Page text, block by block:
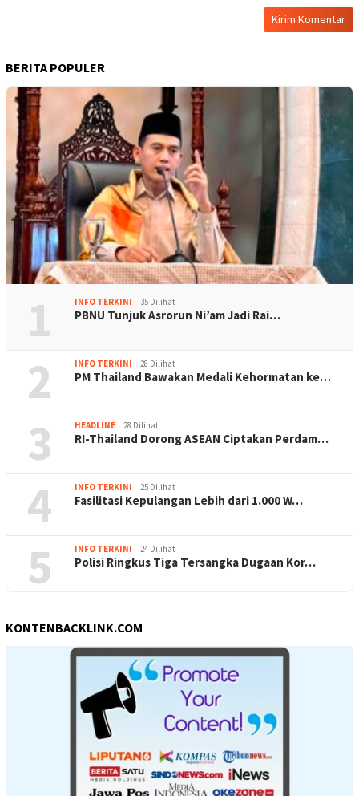
BERITA POPULER
1 INFO TERKINI 35 Dilihat
PBNU Tunjuk Asrorun Ni’am Jadi Rai…
2 INFO TERKINI 28 Dilihat
PM Thailand Bawakan Medali Kehormatan ke…
3 HEADLINE 28 Dilihat
RI-Thailand Dorong ASEAN Ciptakan Perdam…
4 INFO TERKINI 25 Dilihat
Fasilitasi Kepulangan Lebih dari 1.000 W…
5 INFO TERKINI 24 Dilihat
Polisi Ringkus Tiga Tersangka Dugaan Kor…
KONTENBACKLINK.COM